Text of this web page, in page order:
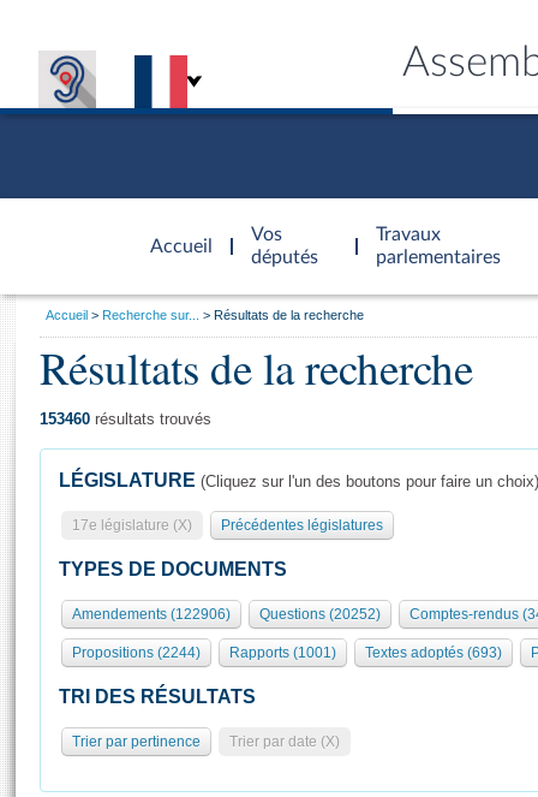
Accueil
d'accueil
Vos
députés
Travaux
parlementaires
Présidence
577 députés
Groupes politiques
Séance publique
Commissions et autres organes
Europe et International
Pétitions
Général
Rôle et pouvoirs de l'Assemblée
Organisation de l'Assemblée
Présidence Conférence des Présidents Bureau Collège des
Statistiques et chiffres clés
Visiter l'Assemblée
Visite virtuelle du palais Bourbon
Assister à une séance
Vous
Accueil Recherche sur... Résultats de la recherche
Résultats de la recherche
153460 résultats trouvés
LÉGISLATURE (Cliquez sur l'un des boutons pour faire un choix)
17e législature (X) Précédentes législatures
TYPES DE DOCUMENTS
Amendements (122906) Questions (20252) Comptes-rendus
Propositions (2244) Rapports (1001) Textes adoptés (693)
TRI DES RÉSULTATS
Trier par pertinence Trier par date (X)